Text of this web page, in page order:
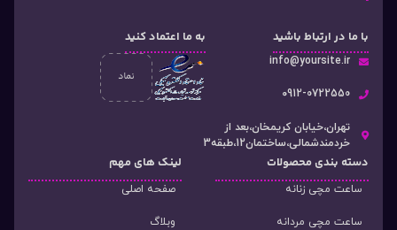
با ما در ارتباط باشید
info@yoursite.ir
۰912-0722550
تهران،خیابان کریمخان،بعد از
خردمندشمالی،ساختمان12،طبقه3
به ما اعتماد کنید
دسته‌ بندی محصولات
ساعت مچی زنانه
ساعت مچی مردانه
لینک های مهم
صفحه اصلی
وبلاگ